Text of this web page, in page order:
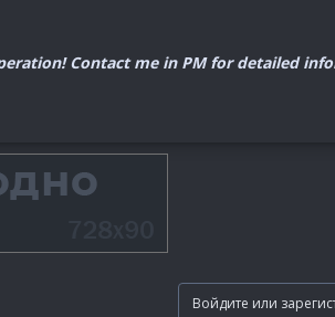
Contact me in PM for detailed
Войдите или